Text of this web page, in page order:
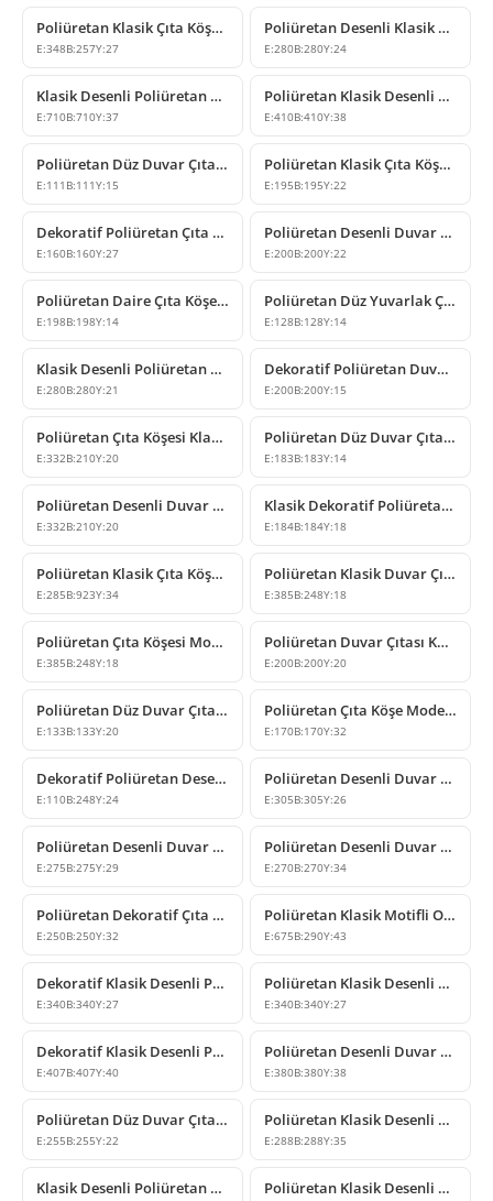
Poliüretan Klasik Çıta Köşesi P82017A
E:348B:257Y:27
Poliüretan Desenli Klasik Duvar Çıtası Köşe Modeli
E:280B:280Y:24
Klasik Desenli Poliüretan Çıta Köşe Modeli
E:710B:710Y:37
Poliüretan Klasik Desenli Duvar Çıtası Köşe Modeli
E:410B:410Y:38
Poliüretan Düz Duvar Çıtası Köşe Birleşim Elemanı
E:111 B:111Y:15
Poliüretan Klasik Çıta Köşe Modeli
E:195B:195Y:22
Dekoratif Poliüretan Çıta Köşesi Modelleri
E:160B:160Y:27
Poliüretan Desenli Duvar Çıtası Köşe Modeli
E:200B:200Y:22
Poliüretan Daire Çıta Köşe Tasarımları
E:198B:198Y:14
Poliüretan Düz Yuvarlak Çıta Köşe Modeli
E:128B:128Y:14
Klasik Desenli Poliüretan Çıta Köşesi Modelleri
E:280B:280Y:21
Dekoratif Poliüretan Duvar ve Tavan Çıta Köşesi Modelleri
E:200B:200Y:15
Poliüretan Çıta Köşesi Klasik Yaprak Motifli Model
E:332B:210Y:20
Poliüretan Düz Duvar Çıtası Köşe Modeli
E:183B:183Y:14
Poliüretan Desenli Duvar Çıtası Köşe Modeli
E:332B:210Y:20
Klasik Dekoratif Poliüretan Çıta Köşesi Tasarımları
E:184B:184Y:18
Poliüretan Klasik Çıta Köşesi ve Dekoratif Duvar Tacı
E:285B:923Y:34
Poliüretan Klasik Duvar Çıtası Köşe Dekorasyon Modelleri
E:385B:248Y:18
Poliüretan Çıta Köşesi Modelleri ve Tasarımları
E:385B:248Y:18
Poliüretan Duvar Çıtası Köşe Birleşim Modeli
E:200B:200Y:20
Poliüretan Düz Duvar Çıtası Köşe Birleşim Elemanı
E:133B:133Y:20
Poliüretan Çıta Köşe Modelleri ve Motifli Dekoratif Çeşitleri
E:170B:170Y:32
Dekoratif Poliüretan Desenli Çıta Köşe Modeli
E:110B:248Y:24
Poliüretan Desenli Duvar ve Tavan Çıta Köşe Modeli
E:305B:305Y:26
Poliüretan Desenli Duvar Çıtası Köşe Modelleri
E:275B:275Y:29
Poliüretan Desenli Duvar Çıta Köşesi Tasarımları
E:270B:270Y:34
Poliüretan Dekoratif Çıta Köşesi Modelleri
E:250B:250Y:32
Poliüretan Klasik Motifli Oyma Çıta Köşe Modeli
E:675B:290Y:43
Dekoratif Klasik Desenli Poliüretan Çıta Köşe Tasarımı
E:340B:340Y:27
Poliüretan Klasik Desenli Duvar ve Tavan Çıta Köşesi
E:340B:340Y:27
Dekoratif Klasik Desenli Poliüretan Çıta Köşe Modeli
E:407B:407Y:40
Poliüretan Desenli Duvar Çıtası Köşe Modeli
E:380B:380Y:38
Poliüretan Düz Duvar Çıtası Köşesi ve Çerçeve Tasarımı
E:255B:255Y:22
Poliüretan Klasik Desenli Duvar Çıta Köşesi
E:288B:288Y:35
Klasik Desenli Poliüretan Çıta Köşe Modeli Poliüretan Klasik Desenli Çıta Köşe Modeli